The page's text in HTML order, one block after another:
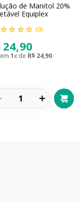
de Manitol 20%
Equiplex
☆☆☆☆ (0)
24,90
1x de R$ 24,90
＋